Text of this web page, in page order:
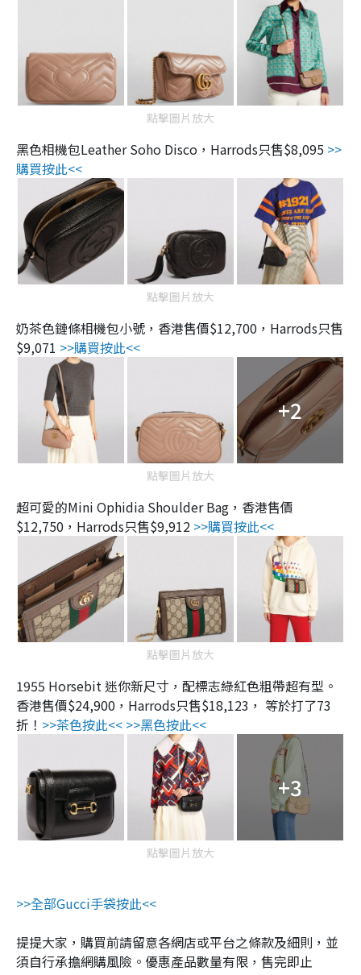
點擊圖片放大
黑色相機包Leather Soho Disco，Harrods只售$8,095 >>
購買按此<<
點擊圖片放大
奶茶色鏈條相機包小號，香港售價$12,700，Harrods只售
$9,071 >>購買按此<<
+2
點擊圖片放大
超可愛的Mini Ophidia Shoulder Bag，香港售價
$12,750，Harrods只售$9,912 >>購買按此<<
點擊圖片放大
1955 Horsebit 迷你新尺寸，配標志綠紅色粗帶超有型。
香港售價$24,900，Harrods只售$18,123， 等於打了73
折！ >>茶色按此<< >>黑色按此<<
+3
點擊圖片放大
>>全部Gucci手袋按此<<
提提大家，購買前請留意各網店或平台之條款及細則，並
須自行承擔網購風險。優惠產品數量有限，售完即止